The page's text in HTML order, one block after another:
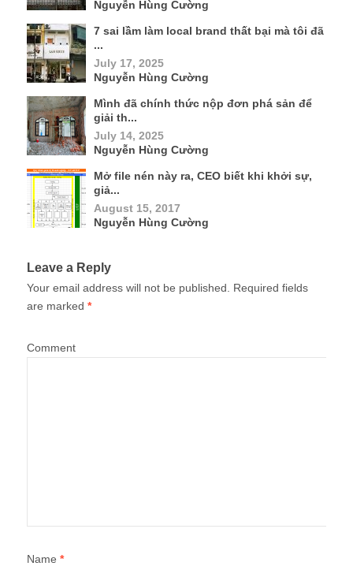
Nguyễn Hùng Cường
7 sai lầm làm local brand thất bại mà tôi đã
...
July 17, 2025
Nguyễn Hùng Cường
Mình đã chính thức nộp đơn phá sản để
giải th...
July 14, 2025
Nguyễn Hùng Cường
Mở file nén này ra, CEO biết khi khởi sự,
giả...
August 15, 2017
Nguyễn Hùng Cường
Leave a Reply
Your email address will not be published.
Required fields
are marked *
Comment
Name *